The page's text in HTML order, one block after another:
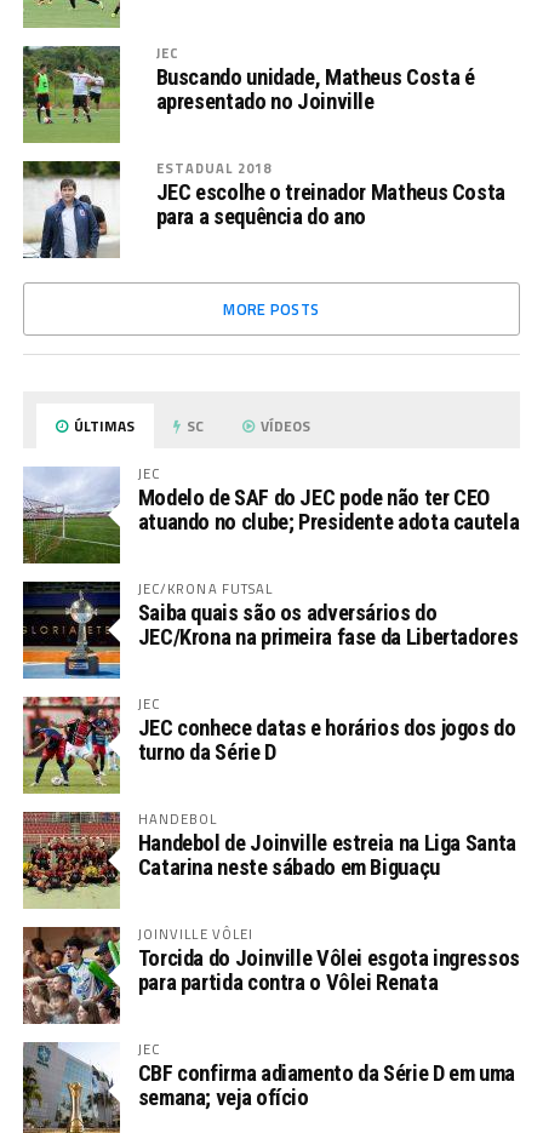
JEC
Buscando unidade, Matheus Costa é
apresentado no Joinville
ESTADUAL 2018
JEC escolhe o treinador Matheus Costa
para a sequência do ano
MORE POSTS
ÚLTIMAS SC VÍDEOS
JEC
Modelo de SAF do JEC pode não ter CEO
atuando no clube; Presidente adota cautela
JEC/KRONA FUTSAL
Saiba quais são os adversários do
JEC/Krona na primeira fase da Libertadores
JEC
JEC conhece datas e horários dos jogos do
turno da Série D
HANDEBOL
Handebol de Joinville estreia na Liga Santa
Catarina neste sábado em Biguaçu
JOINVILLE VÔLEI
Torcida do Joinville Vôlei esgota ingressos
para partida contra o Vôlei Renata
JEC
CBF confirma adiamento da Série D em uma
semana; veja ofício